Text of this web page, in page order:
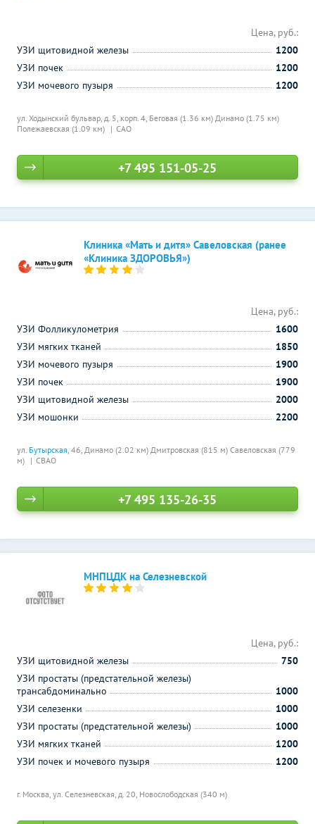
ул. Ходынский бульвар, д. 5, корп. 4, Беговая (1.36 км) Динамо (1.75 км)
Полежаевская (1.09 км)
САО
Цена, руб.:
УЗИ щитовидной железы
1200
УЗИ почек
1200
УЗИ мочевого пузыря
1200
+7 495 151-05-25
Клиника «Мать и дитя» Савеловская (ранее
«Клиника ЗДОРОВЬЯ»)
ул. Бутырская, 46, Динамо (2.02 км) Дмитровская (815 м) Савеловская (779
м)
СВАО
Цена, руб.:
УЗИ Фолликулометрия
1600
УЗИ мягких тканей
1850
УЗИ мочевого пузыря
1900
УЗИ почек
1900
УЗИ щитовидной железы
2000
УЗИ мошонки
2200
+7 495 135-26-35
МНПЦДК на Селезневской
г. Москва, ул. Селезневская, д. 20, Новослободская (340 м)
Цена, руб.:
УЗИ щитовидной железы
750
УЗИ простаты (предстательной железы)
трансабдоминально
1000
УЗИ селезенки
1000
УЗИ простаты (предстательной железы)
1000
УЗИ мягких тканей
1200
УЗИ почек и мочевого пузыря
1200